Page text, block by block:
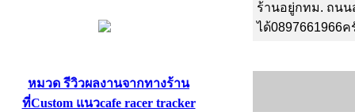
หมวด รีวิวผลงานจากทางร้าน
ที่Custom แนวcafe racer tracker
ร้านอยู่กทม. ถนน
ได้0897661966ค